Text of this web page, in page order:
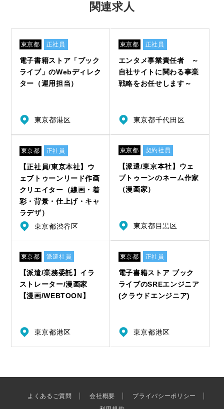
関連求人
東京都 正社員
電子書籍ストア「ブック
ライブ」のWebディレク
ター（運用担当）
東京都港区
東京都 正社員
エンタメ事業責任者 ～
自社サイトに関わる事業
戦略をお任せします～
東京都千代田区
東京都 正社員
【正社員/東京本社】ウ
ェブトゥーンリード作画
クリエイター（線画・着
彩・背景・仕上げ・キャ
ラデザ）
東京都渋谷区
東京都 契約社員
【派遣/東京本社】ウェ
ブトゥーンのネーム作家
（漫画家）
東京都目黒区
東京都 派遣社員
【派遣/業務委託】イラ
ストレーター/漫画家
【漫画/WEBTOON】
東京都港区
東京都 正社員
電子書籍ストア ブック
ライブのSREエンジニア
(クラウドエンジニア)
東京都港区
よくあるご質問 会社概要
プライバシーポリシー